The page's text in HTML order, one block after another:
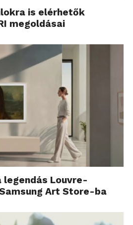
is elérhetők
megoldásai
legendás Louvre-
Art Store-ba